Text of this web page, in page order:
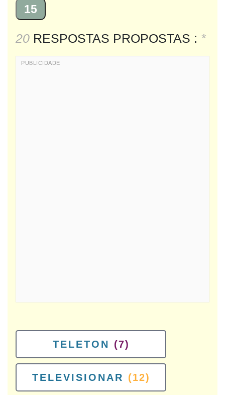
15
20 RESPOSTAS PROPOSTAS : *
TELETON (7)
TELEVISIONAR (12)